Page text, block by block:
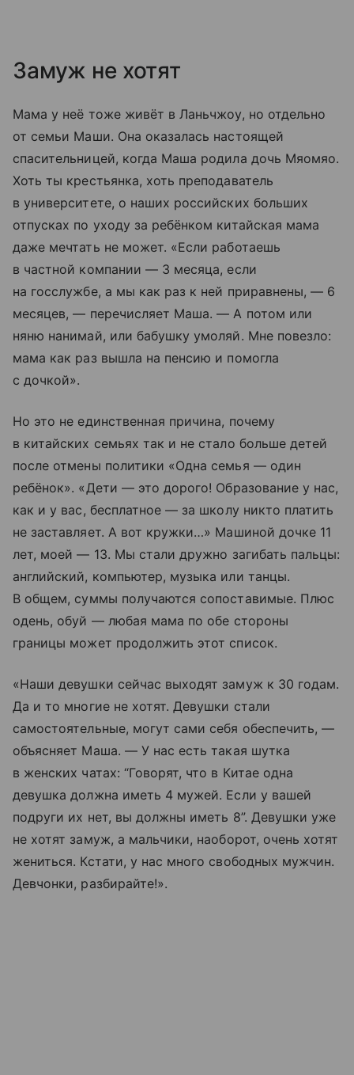
Замуж не хотят
Мама у неё тоже живёт в Ланьчжоу, но отдельно
от семьи Маши. Она оказалась настоящей
спасительницей, когда Маша родила дочь Мяомяо.
Хоть ты крестьянка, хоть преподаватель
в университете, о наших российских больших
отпусках по уходу за ребёнком китайская мама
даже мечтать не может. «Если работаешь
в частной компании — 3 месяца, если
на госслужбе, а мы как раз к ней приравнены, — 6
месяцев, — перечисляет Маша. — А потом или
няню нанимай, или бабушку умоляй. Мне повезло:
мама как раз вышла на пенсию и помогла
с дочкой».
Но это не единственная причина, почему
в китайских семьях так и не стало больше детей
после отмены политики «Одна семья — один
ребёнок». «Дети — это дорого! Образование у нас,
как и у вас, бесплатное — за школу никто платить
не заставляет. А вот кружки…» Машиной дочке 11
лет, моей — 13. Мы стали дружно загибать пальцы:
английский, компьютер, музыка или танцы.
В общем, суммы получаются сопоставимые. Плюс
одень, обуй — любая мама по обе стороны
границы может продолжить этот список.
«Наши девушки сейчас выходят замуж к 30 годам.
Да и то многие не хотят. Девушки стали
самостоятельные, могут сами себя обеспечить, —
объясняет Маша. — У нас есть такая шутка
в женских чатах: “Говорят, что в Китае одна
девушка должна иметь 4 мужей. Если у вашей
подруги их нет, вы должны иметь 8”. Девушки уже
не хотят замуж, а мальчики, наоборот, очень хотят
жениться. Кстати, у нас много свободных мужчин.
Девчонки, разбирайте!».